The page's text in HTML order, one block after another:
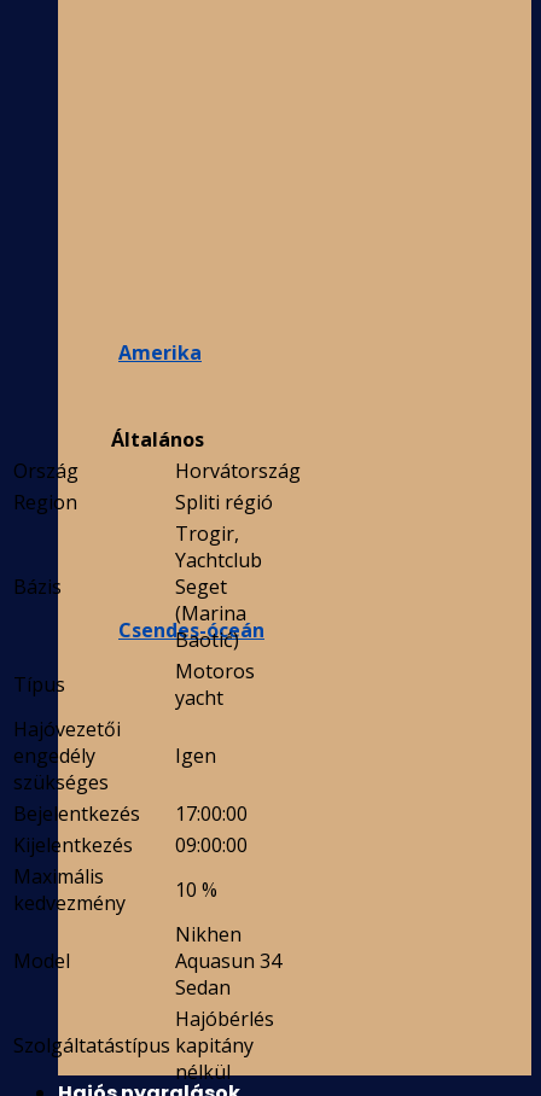
Amerika
Csendes-óceán
Általános
Ország
Horvátország
Region
Spliti régió
Bázis
Trogir,
Yachtclub
Seget
(Marina
Baotić)
Típus
Motoros
yacht
Hajóvezetői
engedély
szükséges
Igen
Bejelentkezés
17:00:00
Kijelentkezés
09:00:00
Maximális
kedvezmény
10 %
Model
Nikhen
Aquasun 34
Sedan
Szolgáltatástípus
Hajóbérlés
kapitány
nélkül